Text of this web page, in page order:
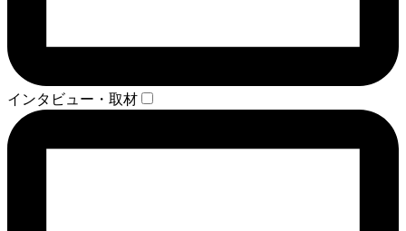
インタビュー・取材